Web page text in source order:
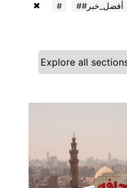
# ##أفضل_خبر